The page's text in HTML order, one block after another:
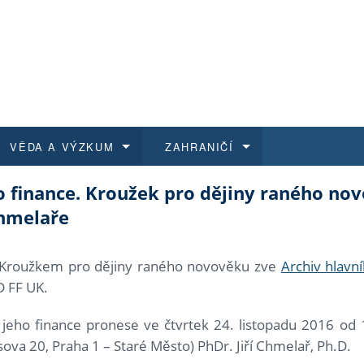
historie
pro zaměstnance
Pro
a jak se přihlásit
průběhu přijímacího řízení
a magisterské studium
VĚDA A VÝZKUM
na FF UK
ZAHRANIČÍ
a výběrová řízení
finance. Kroužek pro dějiny raného
pro dějiny raného novověku zve Archiv
UK.
finance pronese ve čtvrtek 24. listopadu 2016 od
20, Praha 1 – Staré Město) PhDr. Jiří Chmelař, Ph.D.